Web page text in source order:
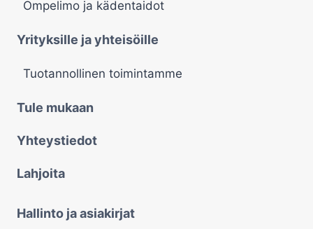
Ompelimo ja kädentaidot
Yrityksille ja yhteisöille
Tuotannollinen toimintamme
Tule mukaan
Yhteystiedot
Lahjoita
Hallinto ja asiakirjat